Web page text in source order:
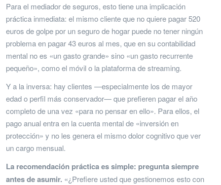
Para el mediador de seguros, esto tiene una implicación
práctica inmediata: el mismo cliente que no quiere pagar 520
euros de golpe por un seguro de hogar puede no tener ningún
problema en pagar 43 euros al mes, que en su contabilidad
mental no es «un gasto grande» sino «un gasto recurrente
pequeño», como el móvil o la plataforma de streaming.
Y a la inversa: hay clientes —especialmente los de mayor
edad o perfil más conservador— que prefieren pagar el año
completo de una vez «para no pensar en ello». Para ellos, el
pago anual entra en la cuenta mental de «inversión en
protección» y no les genera el mismo dolor cognitivo que ver
un cargo mensual.
La recomendación práctica es simple: pregunta siempre
antes de asumir. «¿Prefiere usted que gestionemos esto con